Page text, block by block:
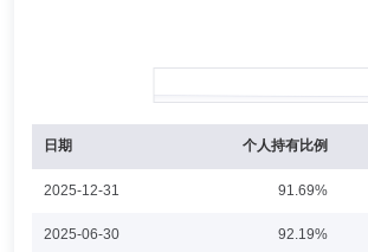
胡慕静 投资决策委员会成员 任职
日期 个人持有比例
2025-12-31 91.69%
2025-06-30 92.19%